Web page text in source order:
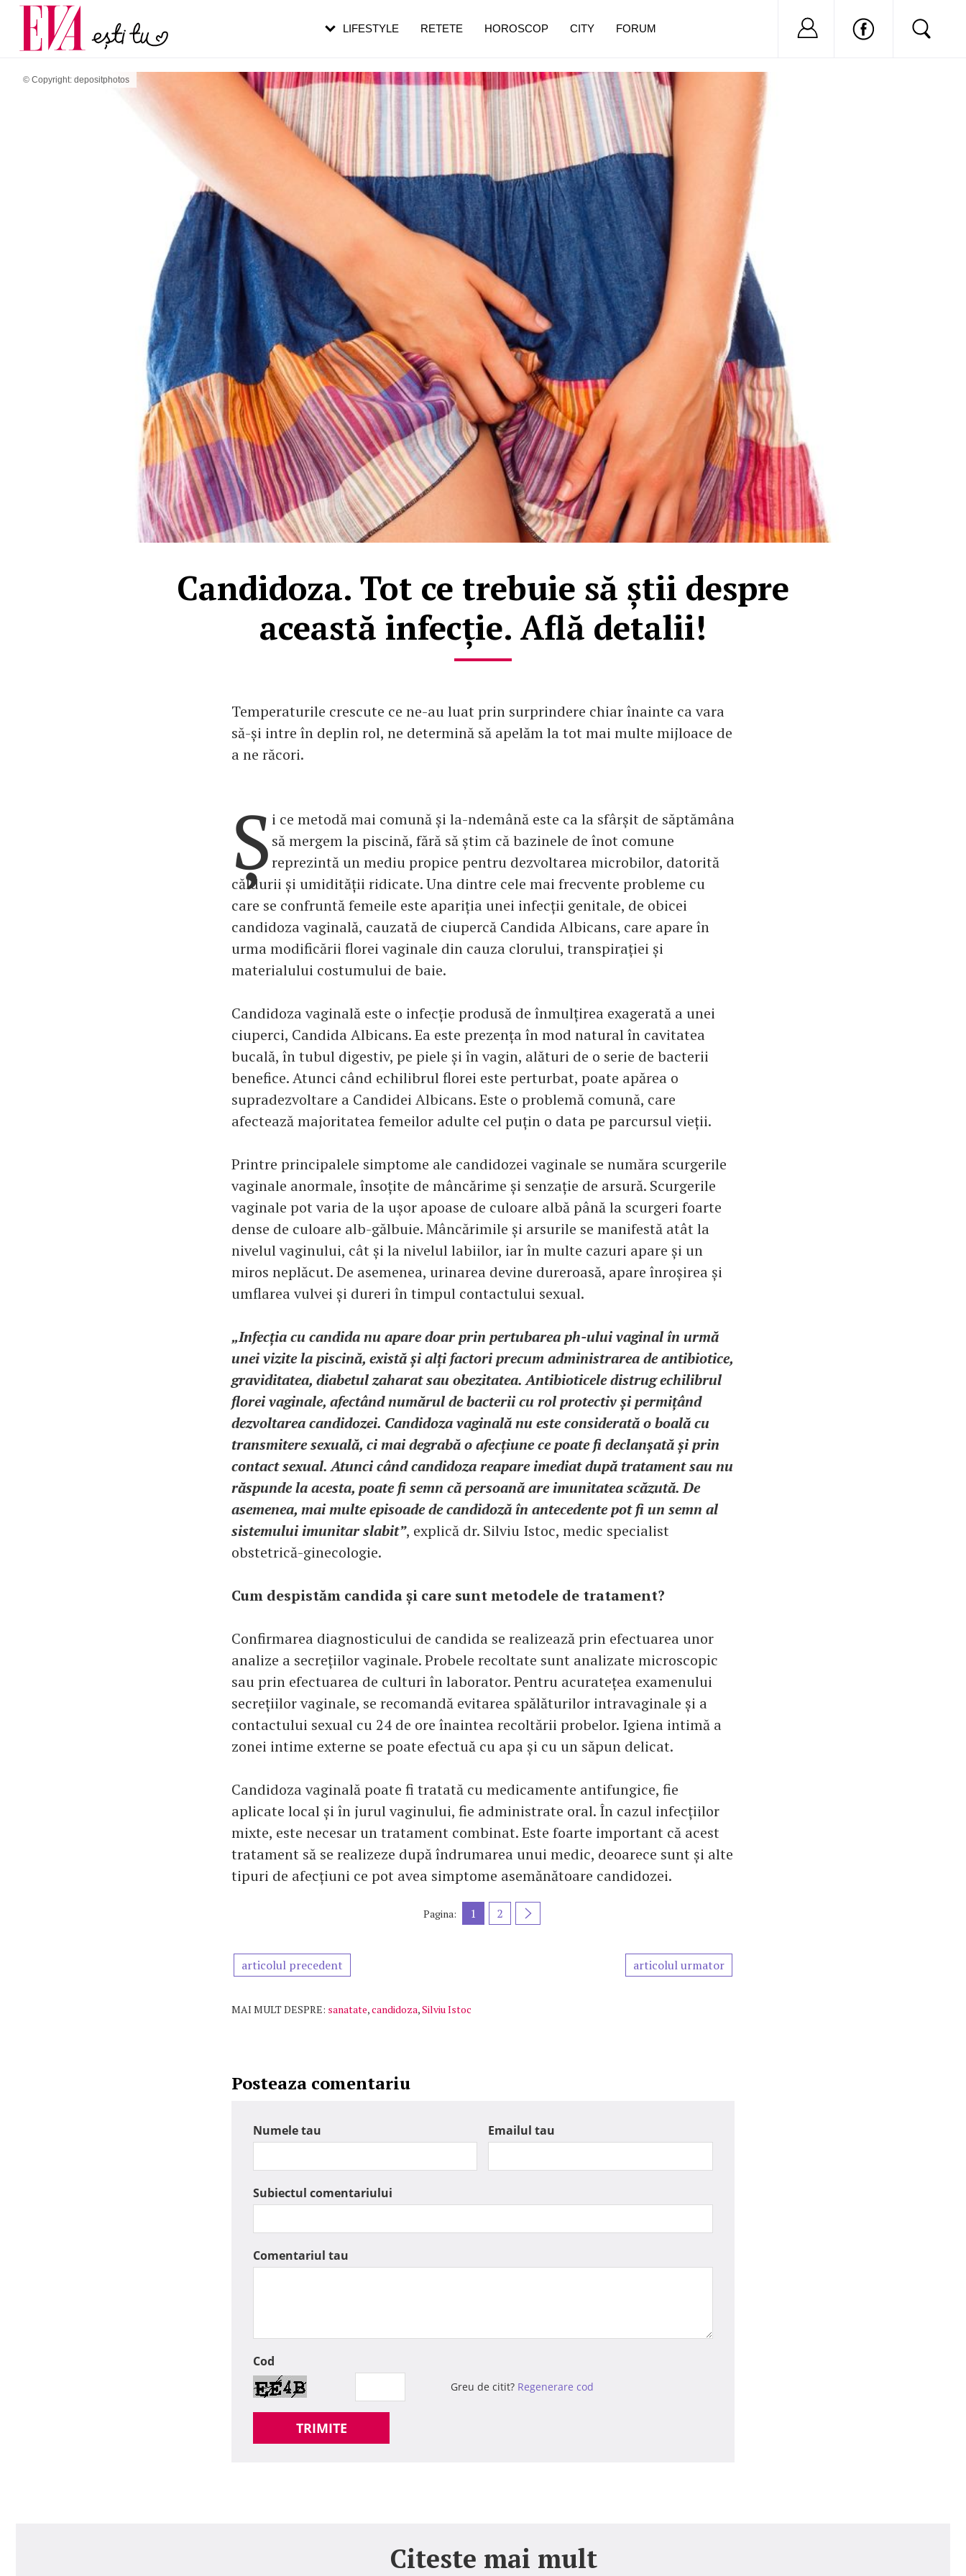
© Copyright: depositphotos
Candidoza. Tot ce trebuie să știi despre
această infecție. Află detalii!
Temperaturile crescute ce ne-au luat prin surprindere chiar înainte ca vara
să-și intre în deplin rol, ne determină să apelăm la tot mai multe mijloace de
a ne răcori.
Ș i ce metodă mai comună și la-ndemână este ca la sfârșit de săptămâna
să mergem la piscină, fără să știm că bazinele de înot comune
reprezintă un mediu propice pentru dezvoltarea microbilor, datorită
căldurii și umidității ridicate. Una dintre cele mai frecvente probleme cu
care se confruntă femeile este apariția unei infecții genitale, de obicei
candidoza vaginală, cauzată de ciupercă Candida Albicans, care apare în
urma modificării florei vaginale din cauza clorului, transpirației și
materialului costumului de baie.
Candidoza vaginală este o infecție produsă de înmulțirea exagerată a unei
ciuperci, Candida Albicans. Ea este prezența în mod natural în cavitatea
bucală, în tubul digestiv, pe piele și în vagin, alături de o serie de bacterii
benefice. Atunci când echilibrul florei este perturbat, poate apărea o
supradezvoltare a Candidei Albicans. Este o problemă comună, care
afectează majoritatea femeilor adulte cel puțin o data pe parcursul vieții.
Printre principalele simptome ale candidozei vaginale se număra scurgerile
vaginale anormale, însoțite de mâncărime și senzație de arsură. Scurgerile
vaginale pot varia de la ușor apoase de culoare albă până la scurgeri foarte
dense de culoare alb-gălbuie. Mâncărimile și arsurile se manifestă atât la
nivelul vaginului, cât și la nivelul labiilor, iar în multe cazuri apare și un
miros neplăcut. De asemenea, urinarea devine dureroasă, apare înroșirea și
umflarea vulvei și dureri în timpul contactului sexual.
„Infecția cu candida nu apare doar prin pertubarea ph-ului vaginal în urmă
unei vizite la piscină, există și alți factori precum administrarea de antibiotice,
graviditatea, diabetul zaharat sau obezitatea. Antibioticele distrug echilibrul
florei vaginale, afectând numărul de bacterii cu rol protectiv și permițând
dezvoltarea candidozei. Candidoza vaginală nu este considerată o boală cu
transmitere sexuală, ci mai degrabă o afecțiune ce poate fi declanșată și prin
contact sexual. Atunci când candidoza reapare imediat după tratament sau nu
răspunde la acesta, poate fi semn că persoană are imunitatea scăzută. De
asemenea, mai multe episoade de candidoză în antecedente pot fi un semn al
sistemului imunitar slabit”, explică dr. Silviu Istoc, medic specialist
obstetrică-ginecologie.
Cum despistăm candida și care sunt metodele de tratament?
Confirmarea diagnosticului de candida se realizează prin efectuarea unor
analize a secrețiilor vaginale. Probele recoltate sunt analizate microscopic
sau prin efectuarea de culturi în laborator. Pentru acuratețea examenului
secrețiilor vaginale, se recomandă evitarea spălăturilor intravaginale și a
contactului sexual cu 24 de ore înaintea recoltării probelor. Igiena intimă a
zonei intime externe se poate efectuă cu apa și cu un săpun delicat.
Candidoza vaginală poate fi tratată cu medicamente antifungice, fie
aplicate local și în jurul vaginului, fie administrate oral. În cazul infecțiilor
mixte, este necesar un tratament combinat. Este foarte important că acest
tratament să se realizeze după îndrumarea unui medic, deoarece sunt și alte
tipuri de afecțiuni ce pot avea simptome asemănătoare candidozei.
Pagina: 1 2
articolul precedent articolul urmator
MAI MULT DESPRE: sanatate,candidoza,Silviu Istoc
Posteaza comentariu
Numele tau Emailul tau
Subiectul comentariului
Comentariul tau
Cod
Greu de citit? Regenerare cod
TRIMITE
Citeste mai mult
LIFESTYLE RETETE HOROSCOP CITY FORUM Nu ai cont?
Carieră
Actualitate
pe măsură ce înaintezi în vârstă